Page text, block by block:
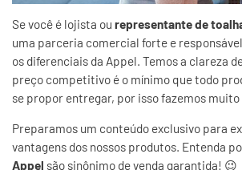
Se você é lojista ou representante de
uma parceria comercial forte e
os diferenciais da Appel. Temos a clareza
preço competitivo é o mínimo que todo
se propor entregar, por isso fazemos muito
Preparamos um conteúdo exclusivo para
vantagens dos nossos produtos. Entenda
Appel são sinônimo de venda garantida! 😉